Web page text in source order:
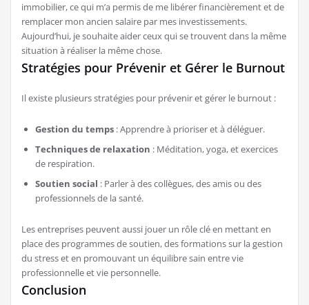
immobilier, ce qui m’a permis de me libérer financièrement et de
remplacer mon ancien salaire par mes investissements.
Aujourd’hui, je souhaite aider ceux qui se trouvent dans la même
situation à réaliser la même chose.
Stratégies pour Prévenir et Gérer le Burnout
Il existe plusieurs stratégies pour prévenir et gérer le burnout :
Gestion du temps : Apprendre à prioriser et à déléguer.
Techniques de relaxation : Méditation, yoga, et exercices
de respiration.
Soutien social : Parler à des collègues, des amis ou des
professionnels de la santé.
Les entreprises peuvent aussi jouer un rôle clé en mettant en
place des programmes de soutien, des formations sur la gestion
du stress et en promouvant un équilibre sain entre vie
professionnelle et vie personnelle.
Conclusion